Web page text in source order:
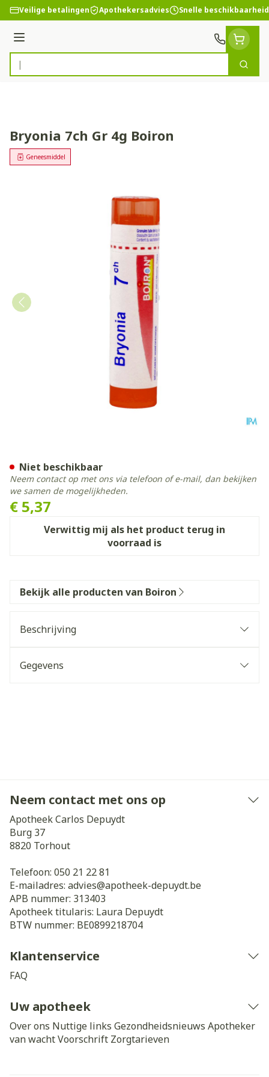
Ga naar de inhoud
Veilige betalingen Apothekersadvies Snelle beschikbaarheid
Menu
Product, merk, categorie...
Zoek
Bryonia 7ch Gr 4g Boiron
Geneesmiddel
€ 5,37
Verwittig mij als het product terug in
voorraad is
Niet beschikbaar
Neem contact op met ons via telefoon of e-mail, dan bekijken
we samen de mogelijkheden.
Bekijk alle producten van Boiron
Beschrijving
Gegevens
Neem contact met ons op
Apotheek Carlos Depuydt
Burg 37
8820 Torhout
Telefoon: 050 21 22 81
E-mailadres: advies@apotheek-depuydt.be
APB nummer: 313403
Apotheek titularis: Laura Depuydt
BTW nummer: BE0899218704
Klantenservice
FAQ
Uw apotheek
Over ons Nuttige links Gezondheidsnieuws Apotheker
van wachtVoorschrift Zorgtarieven